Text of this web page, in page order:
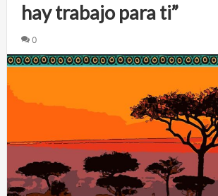
hay trabajo para ti”
0